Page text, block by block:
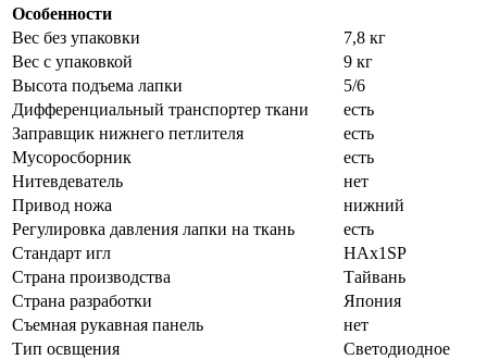
Особенности
Вес без упаковки
7,8 кг
Вес с упаковкой
9 кг
Высота подъема лапки
5/6
Дифференциальный транспортер ткани
есть
Заправщик нижнего петлителя
есть
Мусоросборник
есть
Нитевдеватель
нет
Привод ножа
нижний
Регулировка давления лапки на ткань
есть
Стандарт игл
HAx1SP
Страна производства
Тайвань
Страна разработки
Япония
Съемная рукавная панель
нет
Тип освщения
Светодиодное